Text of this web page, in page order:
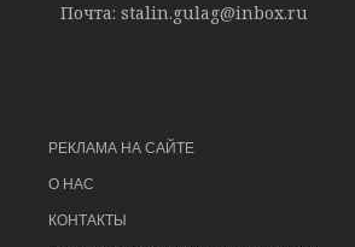
Почта: stalin.gulag@inbox.ru
РЕКЛАМА НА САЙТЕ
О НАС
КОНТАКТЫ